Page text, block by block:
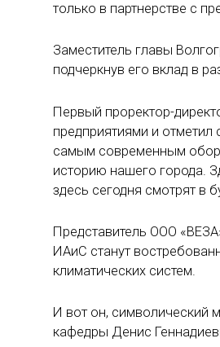
только в партнерстве с
Заместитель главы
подчеркнув его вклад в
Первый проректор-
предприятиями и
самым современным
историю нашего города.
здесь сегодня смотрят в
Представитель ООО
ИАиС станут
климатических систем.
И вот он, символический
кафедры Денис